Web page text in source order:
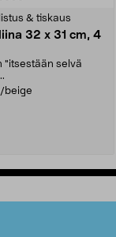
& tiskaus
32 x 31 cm, 4
"itsestään selvä
beige